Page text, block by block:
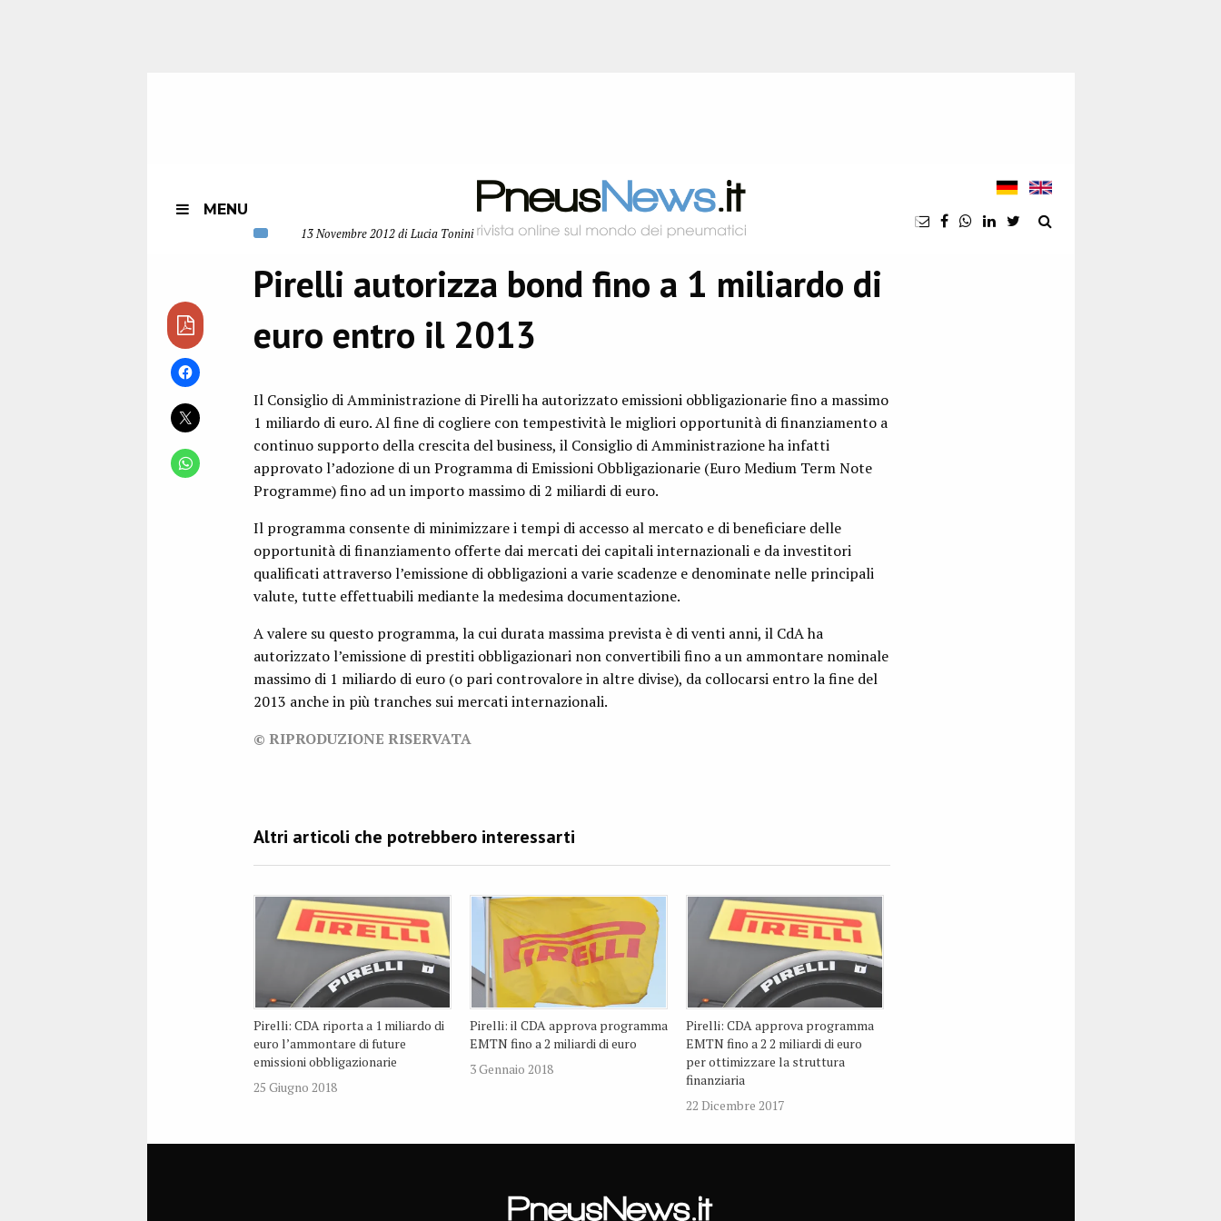
MENU
13 Novembre 2012 di Lucia Tonini
Pirelli autorizza bond fino a 1 miliardo di
euro entro il 2013
Il Consiglio di Amministrazione di Pirelli ha autorizzato emissioni obbligazionarie fino a massimo
1 miliardo di euro. Al fine di cogliere con tempestività le migliori opportunità di finanziamento a
continuo supporto della crescita del business, il Consiglio di Amministrazione ha infatti
approvato l’adozione di un Programma di Emissioni Obbligazionarie (Euro Medium Term Note
Programme) fino ad un importo massimo di 2 miliardi di euro.
Il programma consente di minimizzare i tempi di accesso al mercato e di beneficiare delle
opportunità di finanziamento offerte dai mercati dei capitali internazionali e da investitori
qualificati attraverso l’emissione di obbligazioni a varie scadenze e denominate nelle principali
valute, tutte effettuabili mediante la medesima documentazione.
A valere su questo programma, la cui durata massima prevista è di venti anni, il CdA ha
autorizzato l’emissione di prestiti obbligazionari non convertibili fino a un ammontare nominale
massimo di 1 miliardo di euro (o pari controvalore in altre divise), da collocarsi entro la fine del
2013 anche in più tranches sui mercati internazionali.
© RIPRODUZIONE RISERVATA
Pirelli: CDA riporta a 1 miliardo di
euro l’ammontare di future
emissioni obbligazionarie
25 Giugno 2018
Pirelli: il CDA approva programma
EMTN fino a 2 miliardi di euro
3 Gennaio 2018
Pirelli: CDA approva programma
EMTN fino a 2 2 miliardi di euro
per ottimizzare la struttura
finanziaria
22 Dicembre 2017